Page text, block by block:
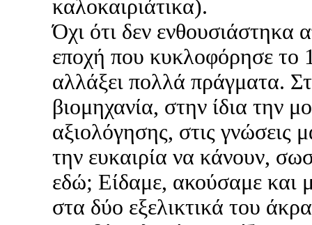
καλοκαιριάτικα).
Όχι ότι δεν ενθουσιάστηκα
εποχή που κυκλοφόρησε το
αλλάξει πολλά πράγματα.
βιομηχανία, στην ίδια την
αξιολόγησης, στις γνώσεις
την ευκαιρία να κάνουν,
εδώ; Είδαμε, ακούσαμε και
στα δύο εξελικτικά του